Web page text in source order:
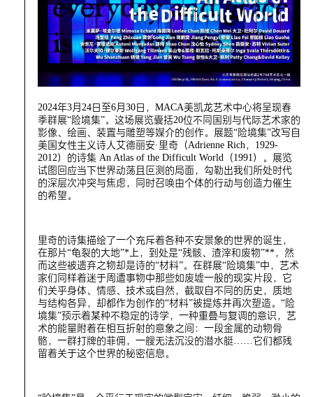
2024年3月24日至6月30日，MACA美凯龙艺术中心将呈现春
季群展“险境集”。这场展览囊括20位不同国别与代际艺术家的
影像、绘画、装置与雕塑等媒介的创作。展题“险境集”改写自
美国女性主义诗人艾德丽安·里奇（Adrienne Rich，1929-
2012）的诗集 An Atlas of the Difficult World（1991）。展览
试图回应当下世界动荡且叵测的局面，勾勒出我们所处时代
的深层次冲突与焦虑，同时召唤由个体的行动与创造力催生
的希望。
里奇的诗集描绘了一个充斥着各种不安景象的世界的诞生，
在那片“龟裂的大地”*上，到处是“残骸、渣滓和废物”**，然
而这些被遗弃之物却是诗的“材料”。在群展“险境集”中，艺术
家们同样着迷于周遭事物中那些如废墟一般的现实片段，它
们关乎身体、情感、技术或自然，截取自不同的历史，质地
与结构各异，却都作为创作的“材料”被提炼并再次塑造。“险
境集”预示着某种不稳定的诗学，一种重叠与复调的意识，艺
术的能量附着在相互折射的意象之间：一段金属的动物骨
骼，一群打牌的菲佣，一艘无法沉没的潜水艇……它们都残
留着关于这个世界的秘密信息。